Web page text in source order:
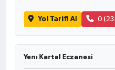
Yol Tarifi Al 0
Yenı Kartal Eczanesi